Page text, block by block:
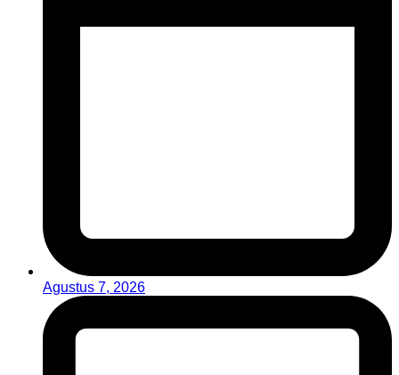
Agustus 7, 2026